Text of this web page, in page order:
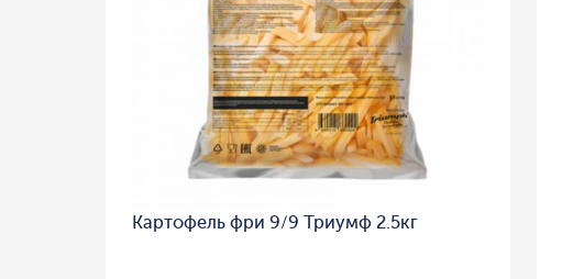
Картофель фри 9/9 Триумф 2.5кг